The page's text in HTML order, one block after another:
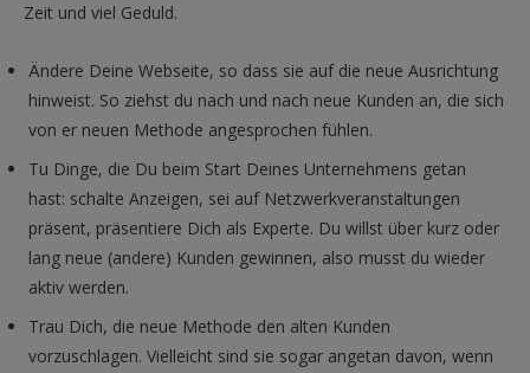
Zeit und viel Geduld.
Ändere Deine Webseite, so dass sie auf die neue Ausrichtung
hinweist. So ziehst du nach und nach neue Kunden an, die sich
von er neuen Methode angesprochen fühlen.
Tu Dinge, die Du beim Start Deines Unternehmens getan
hast: schalte Anzeigen, sei auf Netzwerkveranstaltungen
präsent, präsentiere Dich als Experte. Du willst über kurz oder
lang neue (andere) Kunden gewinnen, also musst du wieder
aktiv werden.
Trau Dich, die neue Methode den alten Kunden
vorzuschlagen. Vielleicht sind sie sogar angetan davon, wenn